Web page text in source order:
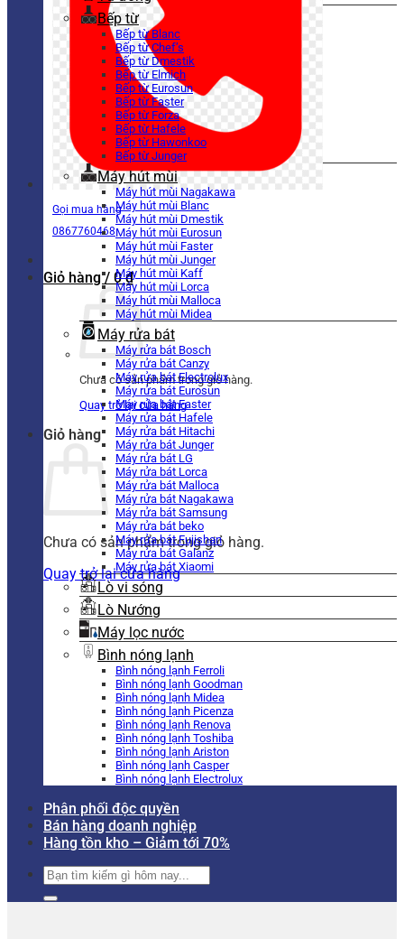
Gọi mua hàng
0867760468
Giỏ hàng / 0₫
Chưa có sản phẩm trong giỏ hàng.
Quay trở lại cửa hàng
Giỏ hàng
Chưa có sản phẩm trong giỏ hàng.
Quay trở lại cửa hàng
Bếp từ
Bếp từ Blanc
Bếp từ Chef’s
Bếp từ Dmestik
Bếp từ Elmich
Bếp từ Eurosun
Bếp từ Faster
Bếp từ Forza
Bếp từ Hafele
Bếp từ Hawonkoo
Bếp từ Junger
Máy hút mùi
Máy hút mùi Nagakawa
Máy hút mùi Blanc
Máy hút mùi Dmestik
Máy hút mùi Eurosun
Máy hút mùi Faster
Máy hút mùi Junger
Máy hút mùi Kaff
Máy hút mùi Lorca
Máy hút mùi Malloca
Máy hút mùi Midea
Máy rửa bát
Máy rửa bát Bosch
Máy rửa bát Canzy
Máy rửa bát Electrolux
Máy rửa bát Eurosun
Máy rửa bát Faster
Máy rửa bát Hafele
Máy rửa bát Hitachi
Máy rửa bát Junger
Máy rửa bát LG
Máy rửa bát Lorca
Máy rửa bát Malloca
Máy rửa bát Nagakawa
Máy rửa bát Samsung
Máy rửa bát beko
Máy rửa bát Fujishan
Máy rửa bát Galanz
Máy rửa bát Xiaomi
Lò vi sóng
Lò Nướng
Máy lọc nước
Bình nóng lạnh
Bình nóng lạnh Ferroli
Bình nóng lạnh Goodman
Bình nóng lạnh Midea
Bình nóng lạnh Picenza
Bình nóng lạnh Renova
Bình nóng lạnh Toshiba
Bình nóng lạnh Ariston
Bình nóng lạnh Casper
Bình nóng lạnh Electrolux
Phân phối độc quyền
Bán hàng doanh nghiệp
Hàng tồn kho – Giảm tới 70%
Tìm
kiếm: